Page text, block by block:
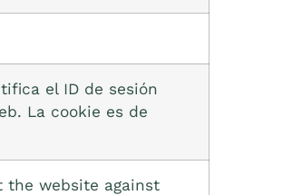
el ID de sesión
La cookie es de
the website against